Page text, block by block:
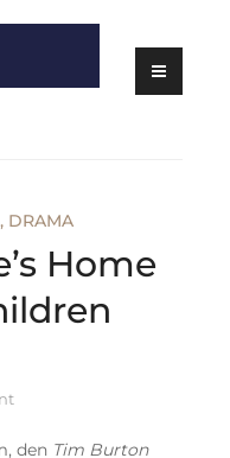
, DRAMA
Home
den Tim Burton